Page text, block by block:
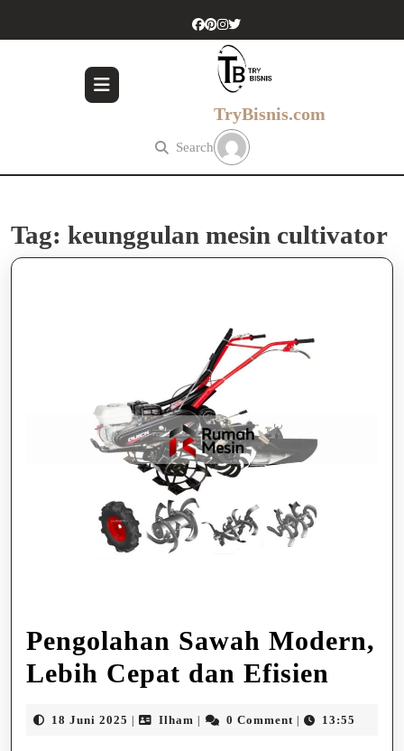
TryBisnis.com
Search
Tag: keunggulan mesin cultivator
Pengolahan Sawah Modern,
Lebih Cepat dan Efisien
18 Juni 2025 18
Ilham Ilham0 Comment 13:55